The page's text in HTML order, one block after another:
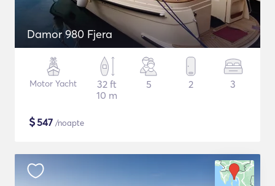
Damor 980 Fjera
Motor Yacht
32 ft
10 m
5 2 3
$547 /noapte